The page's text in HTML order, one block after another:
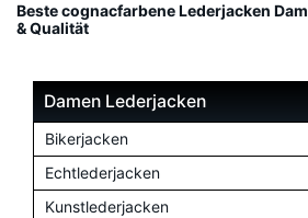
Beste cognacfarbene Lederjacken
& Qualität
Damen Lederjacken
Bikerjacken
Echtlederjacken
Kunstlederjacken